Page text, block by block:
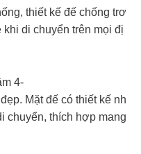
thiết kế đế chống trơ
di chuyển trên mọi đị
4-
Mặt đế có thiết kế nh
chuyển, thích hợp mang